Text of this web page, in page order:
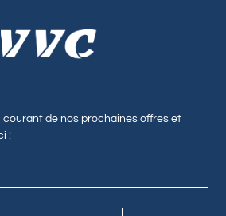
courant de nos prochaines offres et
!